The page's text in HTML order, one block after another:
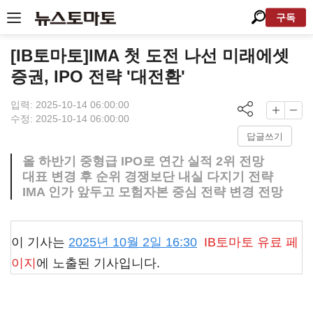
구독
[IB토마토]IMA 첫 도전 나선 미래에셋
증권, IPO 전략 '대전환'
입력: 2025-10-14 06:00:00
수정: 2025-10-14 06:00:00
답글쓰기
올 하반기 중형급 IPO로 연간 실적 2위 전망
대표 변경 후 순위 경쟁보단 내실 다지기 전략
IMA 인가 앞두고 모험자본 중심 전략 변경 전망
이 기사는 2025년 10월 2일 16:30 IB토마토 유료 페
이지 에 노출된 기사입니다.